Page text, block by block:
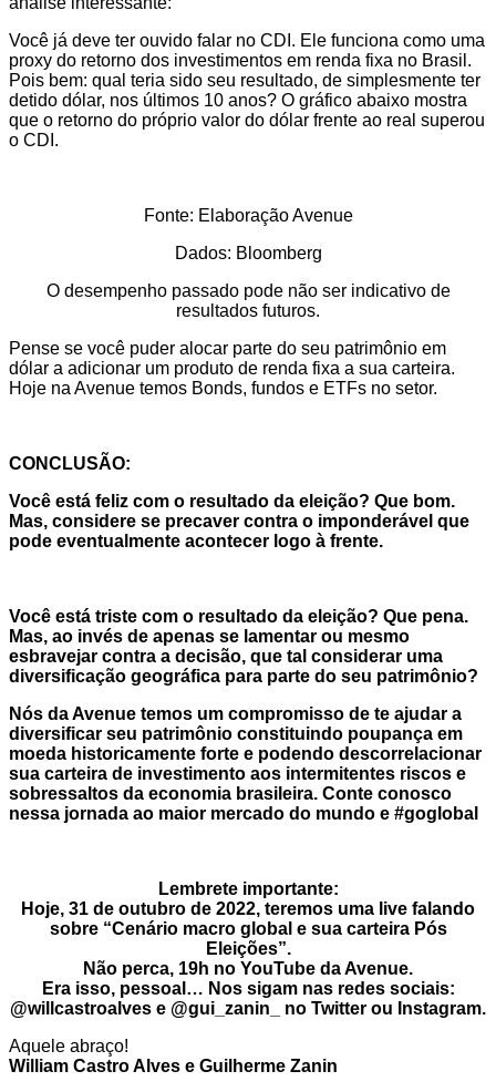
Você já deve ter ouvido falar no CDI. Ele funciona como uma
proxy do retorno dos investimentos em renda fixa no Brasil.
Pois bem: qual teria sido seu resultado, de simplesmente ter
detido dólar, nos últimos 10 anos? O gráfico abaixo mostra
que o retorno do próprio valor do dólar frente ao real superou
o CDI.
Fonte: Elaboração Avenue
Dados: Bloomberg
O desempenho passado pode não ser indicativo de
resultados futuros.
Pense se você puder alocar parte do seu patrimônio em
dólar a adicionar um produto de renda fixa a sua carteira.
Hoje na Avenue temos Bonds, fundos e ETFs no setor.
CONCLUSÃO:
Você está feliz com o resultado da eleição? Que bom.
Mas, considere se precaver contra o imponderável que
pode eventualmente acontecer logo à frente.
Você está triste com o resultado da eleição? Que pena.
Mas, ao invés de apenas se lamentar ou mesmo
esbravejar contra a decisão, que tal considerar uma
diversificação geográfica para parte do seu patrimônio?
Nós da Avenue temos um compromisso de te ajudar a
diversificar seu patrimônio constituindo poupança em
moeda historicamente forte e podendo descorrelacionar
sua carteira de investimento aos intermitentes riscos e
sobressaltos da economia brasileira. Conte conosco
nessa jornada ao maior mercado do mundo e #goglobal
Lembrete importante:
Hoje, 31 de outubro de 2022, teremos uma live falando
sobre “Cenário macro global e sua carteira Pós
Eleições”.
Não perca, 19h no YouTube da Avenue.
Era isso, pessoal… Nos sigam nas redes sociais:
@willcastroalves e @gui_zanin_ no Twitter ou Instagram.
Aquele abraço!
William Castro Alves e Guilherme Zanin